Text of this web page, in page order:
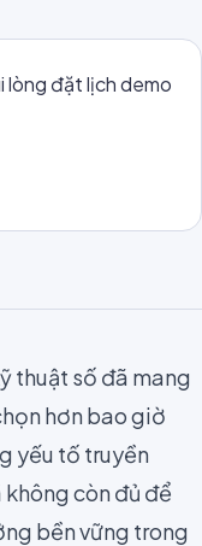
lòng đặt lịch demo
thuật số đã mang
hơn bao giờ
yếu tố truyền
còn đủ để
bền vững trong